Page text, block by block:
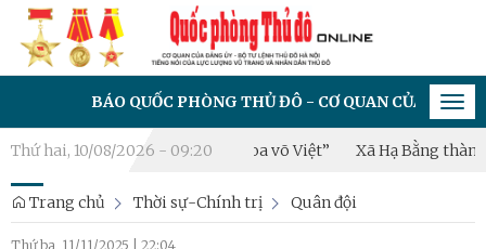
BÁO QUỐC PHÒNG THỦ ĐÔ - CƠ QUAN CỦA ĐẢNG ỦY - BỘ
Thứ hai, 10/08/2026 - 09:20
Thăng Long – Tinh hoa võ Việt” Xã Hạ Bằng thành lập
Trang chủ Thời sự-Chính trị Quân đội
Thứ ba, 11/11/2025 22:04